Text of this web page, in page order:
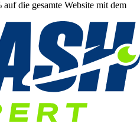
die gesamte Website mit dem